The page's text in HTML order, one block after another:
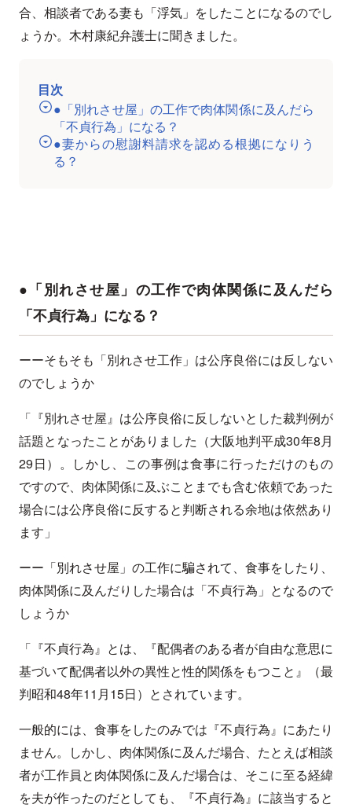
合、相談者である妻も「浮気」をしたことになるのでし
ょうか。木村康紀弁護士に聞きました。
目次
●「別れさせ屋」の工作で肉体関係に及んだら
「不貞行為」になる？
●妻からの慰謝料請求を認める根拠になりう
る？
●「別れさせ屋」の工作で肉体関係に及んだら
「不貞行為」になる？
ーーそもそも「別れさせ工作」は公序良俗には反しない
のでしょうか
「『別れさせ屋』は公序良俗に反しないとした裁判例が
話題となったことがありました（大阪地判平成30年8月
29日）。しかし、この事例は食事に行っただけのもの
ですので、肉体関係に及ぶことまでも含む依頼であった
場合には公序良俗に反すると判断される余地は依然あり
ます」
ーー「別れさせ屋」の工作に騙されて、食事をしたり、
肉体関係に及んだりした場合は「不貞行為」となるので
しょうか
「『不貞行為』とは、『配偶者のある者が自由な意思に
基づいて配偶者以外の異性と性的関係をもつこと』（最
判昭和48年11月15日）とされています。
一般的には、食事をしたのみでは『不貞行為』にあたり
ません。しかし、肉体関係に及んだ場合、たとえば相談
者が工作員と肉体関係に及んだ場合は、そこに至る経緯
を夫が作ったのだとしても、『不貞行為』に該当すると